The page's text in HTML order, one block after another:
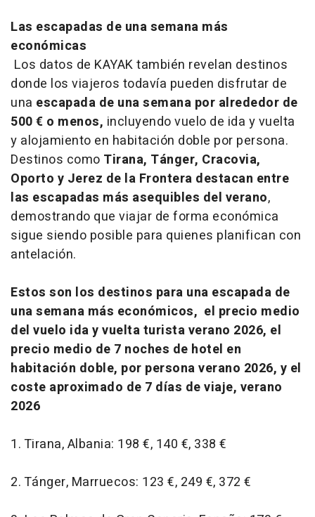
Las escapadas de una semana más
económicas
Los datos de KAYAK también revelan destinos
donde los viajeros todavía pueden disfrutar de
una escapada de una semana por alrededor de
500 € o menos, incluyendo vuelo de ida y vuelta
y alojamiento en habitación doble por persona.
Destinos como Tirana, Tánger, Cracovia,
Oporto y Jerez de la Frontera destacan entre
las escapadas más asequibles del verano,
demostrando que viajar de forma económica
sigue siendo posible para quienes planifican con
antelación.
Estos son los destinos para una escapada de
una semana más económicos, el precio medio
del vuelo ida y vuelta turista verano 2026, el
precio medio de 7 noches de hotel en
habitación doble, por persona verano 2026, y el
coste aproximado de 7 días de viaje, verano
2026
1. Tirana, Albania: 198 €, 140 €, 338 €
2. Tánger, Marruecos: 123 €, 249 €, 372 €